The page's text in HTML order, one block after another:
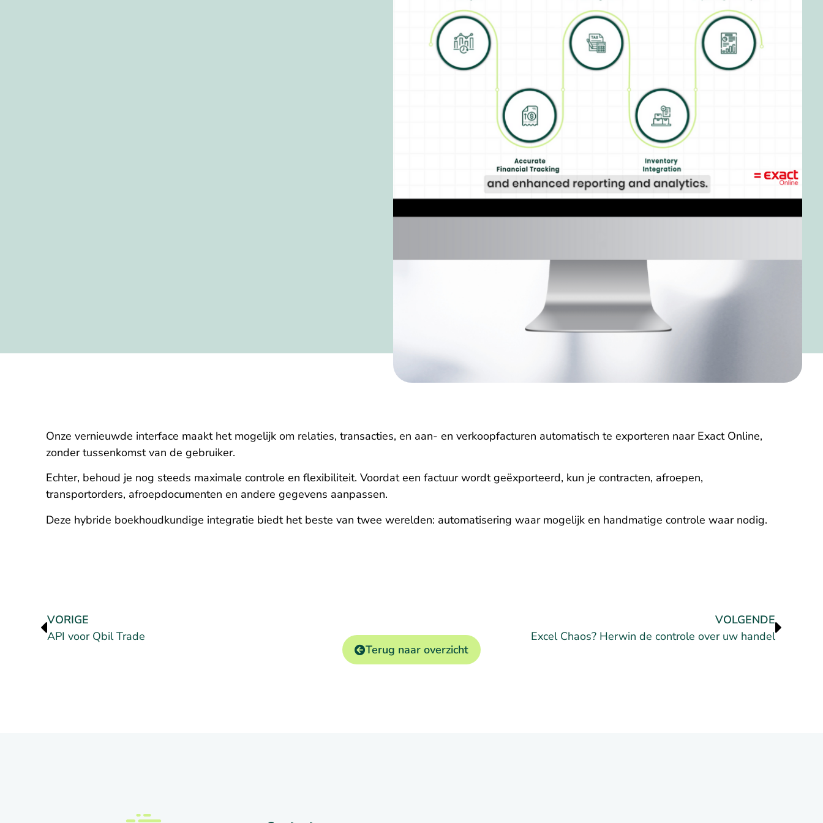
Onze vernieuwde interface maakt het mogelijk om relaties, transacties, en aan- en verkoopfacturen automatisch te exporteren naar Exact Online,
zonder tussenkomst van de gebruiker.
Echter, behoud je nog steeds maximale controle en flexibiliteit. Voordat een factuur wordt geëxporteerd, kun je contracten, afroepen,
transportorders, afroepdocumenten en andere gegevens aanpassen.
Deze hybride boekhoudkundige integratie biedt het beste van twee werelden: automatisering waar mogelijk en handmatige controle waar nodig.
VORIGE
API voor Qbil Trade
VOLGENDE
Excel Chaos? Herwin de controle over uw handel
Terug naar overzicht